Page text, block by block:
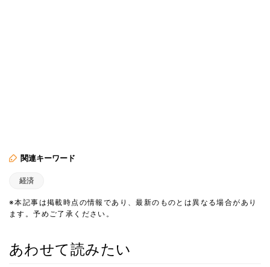
関連キーワード
経済
※本記事は掲載時点の情報であり、最新のものとは異なる場合があり
ます。予めご了承ください。
あわせて読みたい